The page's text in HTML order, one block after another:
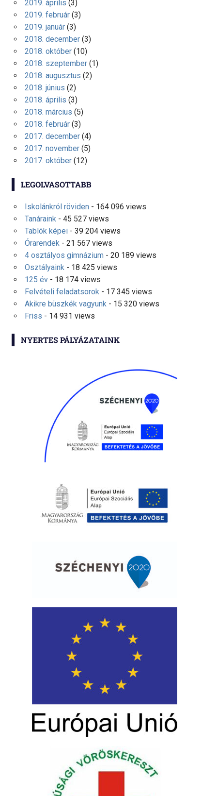
2019. április (3)
2019. február(3)
2019. január(3)
2018. december(3)
2018. október(10)
2018. szeptember(1)
2018. augusztus (2)
2018. június (2)
2018. április (3)
2018. március (5)
2018. február(3)
2017. december(4)
2017. november(5)
2017. október(12)
LEGOLVASOTTABB
Iskolánkról röviden- 164 096 views
Tanáraink- 45 527 views
Tablók képei- 39 204 views
Órarendek- 21 567 views
4 osztályos gimnázium- 20 189 views
Osztályaink- 18 425 views
125 év- 18 174 views
Felvételi feladatsorok- 17 345 views
Akikre büszkék vagyunk- 15 320 views
Friss - 14 931 views
NYERTES PÁLYÁZATAINK